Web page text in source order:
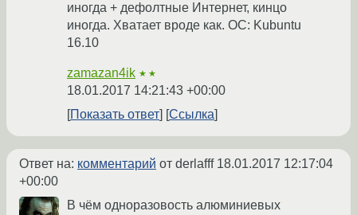
иногда + дефолтные Интернет, кинцо
иногда. Хватает вроде как. ОС: Kubuntu
16.10
zamazan4ik ★★
18.01.2017 14:21:43 +00:00
Показать ответ
Ссылка
Ответ на: комментарий от derlafff 18.01.2017 12:17:04
+00:00
В чём одноразовость алюминиевых